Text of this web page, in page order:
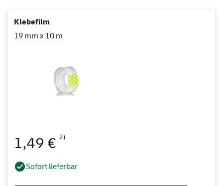
Klebefilm
19 mm x 10 m
1,49 € 2)
Sofort lieferbar